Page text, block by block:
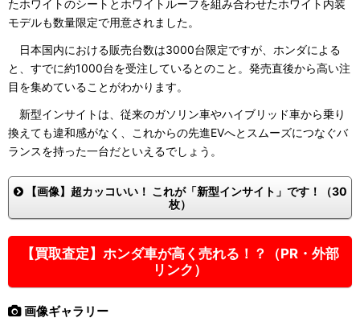
たホワイトのシートとホワイトルーフを組み合わせたホワイト内装
モデルも数量限定で用意されました。
日本国内における販売台数は3000台限定ですが、ホンダによる
と、すでに約1000台を受注しているとのこと。発売直後から高い注
目を集めていることがわかります。
新型インサイトは、従来のガソリン車やハイブリッド車から乗り
換えても違和感がなく、これからの先進EVへとスムーズにつなぐバ
ランスを持った一台だといえるでしょう。
【画像】超カッコいい！ これが「新型インサイト」です！（30
枚）
【買取査定】ホンダ車が高く売れる！？（PR・外部
リンク）
画像ギャラリー